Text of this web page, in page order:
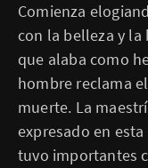
Comienza
con la belleza y la
que alaba como
hombre reclama
muerte. La
expresado en
tuvo importantes